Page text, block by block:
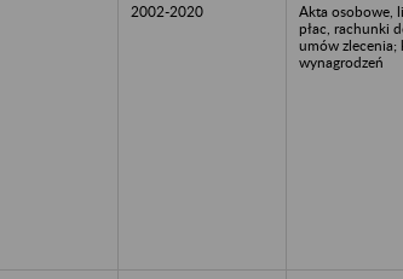
2002-2020
Akta osobowe,
płac, rachunki
umów zlecenia;
wynagrodzeń